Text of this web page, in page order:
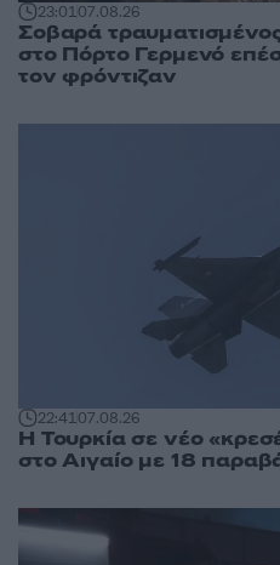
23:0107.08.26
Σοβαρά
στο Πόρτο Γερμενό
τον φρόντιζαν
22:4107.08.26
Η Τουρκία σε νέο
στο Αιγαίο με 18